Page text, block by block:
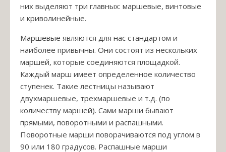
них выделяют три главных: маршевые, винтовые
и криволинейные.
Маршевые являются для нас стандартом и
наиболее привычны. Они состоят из нескольких
маршей, которые соединяются площадкой.
Каждый марш имеет определенное количество
ступенек. Такие лестницы называют
двухмаршевые, трехмаршевые и т.д. (по
количеству маршей). Сами марши бывают
прямыми, поворотными и распашными.
Поворотные марши поворачиваются под углом в
90 или 180 градусов. Распашные марши